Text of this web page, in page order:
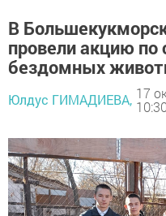
В
провели акцию по
бездомных
Юлдус ГИМАДИЕВА, 17